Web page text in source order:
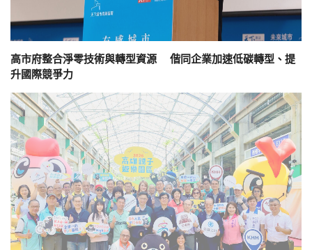
高市府整合淨零技術與轉型資源 偕同企業加速低碳轉型、提
升國際競爭力